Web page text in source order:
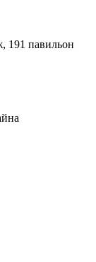
191 павильон